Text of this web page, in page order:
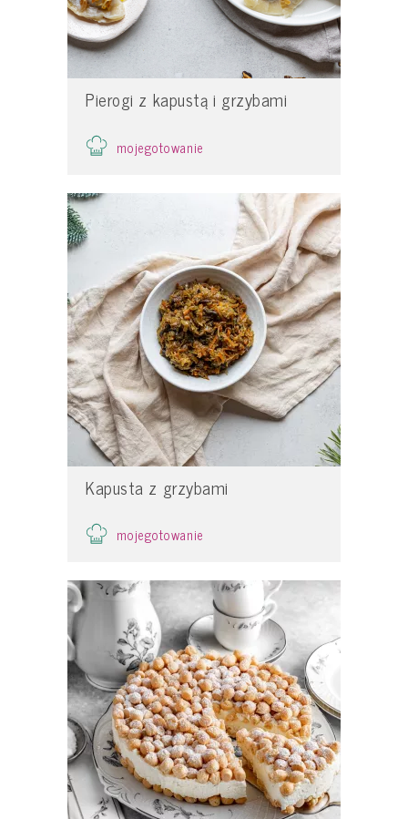
Pierogi z kapustą i grzybami
mojegotowanie
Kapusta z grzybami
mojegotowanie